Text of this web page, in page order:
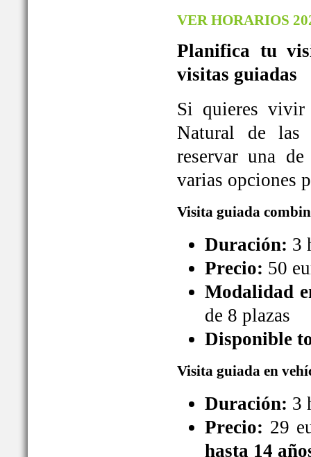
VER HORARIOS
Planifica tu
visitas guiadas
Si quieres
Natural de las
reservar una
varias opciones
Visita guiada
Duración: 3
Precio: 50
Modalidad
de 8 plazas
Disponible
Visita guiada en
Duración: 3
Precio: 29
hasta 14